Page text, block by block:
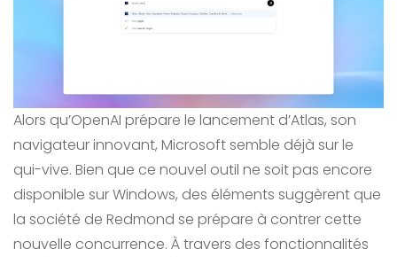
Alors qu’OpenAI prépare le lancement d’Atlas, son
navigateur innovant, Microsoft semble déjà sur le
qui-vive. Bien que ce nouvel outil ne soit pas encore
disponible sur Windows, des éléments suggèrent que
la société de Redmond se prépare à contrer cette
nouvelle concurrence. À travers des fonctionnalités